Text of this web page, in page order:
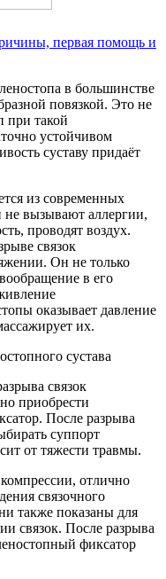
первая помощь и
в большинстве
повязкой. Это не
при такой
устойчивом
суставу придаёт
из современных
вызывают аллергии,
проводят воздух.
связок
Он не только
в его
оказывает давление
их.
сустава
связок
приобрести
После разрыва
суппорт
от тяжести травмы.
отлично
связочного
также показаны для
связок. После разрыва
фиксатор